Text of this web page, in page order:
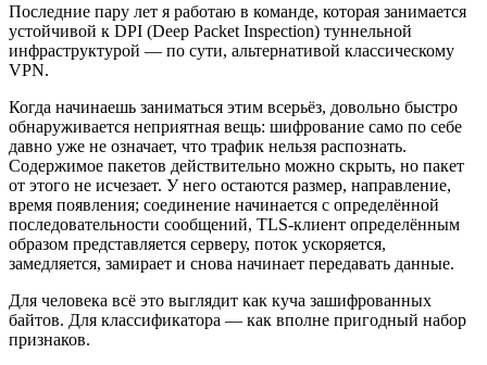
Последние пару лет я работаю в команде, которая занимается
устойчивой к DPI (Deep Packet Inspection) туннельной
инфраструктурой — по сути, альтернативой классическому
VPN.
Когда начинаешь заниматься этим всерьёз, довольно быстро
обнаруживается неприятная вещь: шифрование само по себе
давно уже не означает, что трафик нельзя распознать.
Содержимое пакетов действительно можно скрыть, но пакет
от этого не исчезает. У него остаются размер, направление,
время появления; соединение начинается с определённой
последовательности сообщений, TLS-клиент определённым
образом представляется серверу, поток ускоряется,
замедляется, замирает и снова начинает передавать данные.
Для человека всё это выглядит как куча зашифрованных
байтов. Для классификатора — как вполне пригодный набор
признаков.